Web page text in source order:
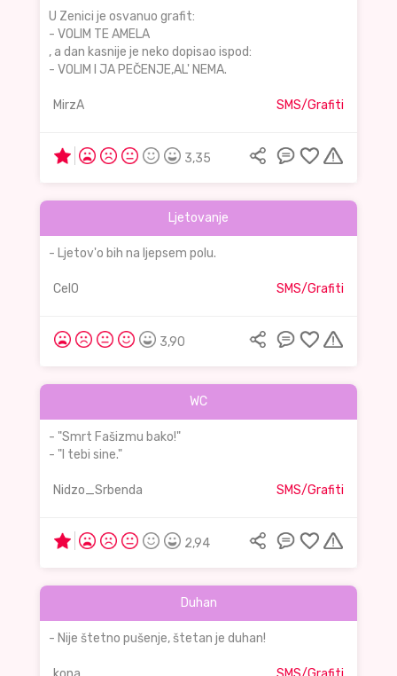
U Zenici je osvanuo grafit:
- VOLIM TE AMELA
, a dan kasnije je neko dopisao ispod:
- VOLIM I JA PEČENJE,AL' NEMA.
MirzA SMS/Grafiti
3,35
Ljetovanje
- Ljetov'o bih na ljepsem polu.
Cel0 SMS/Grafiti
3,90
WC
- "Smrt Fašizmu bako!"
- "I tebi sine."
Nidzo_Srbenda SMS/Grafiti
2,94
Duhan
- Nije štetno pušenje, štetan je duhan!